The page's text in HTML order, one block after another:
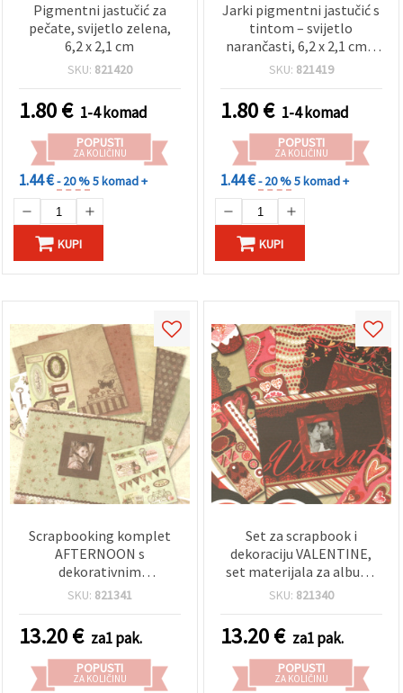
Pigmentni jastučić za
pečate, svijetlo zelena,
6,2 x 2,1 cm
SKU: 821420
1.80€ 1-4 komad
POPUSTI
ZA KOLIČINU
1.44 €- 20 %5 komad +
KUPI
Jarki pigmentni jastučić s
tintom – svijetlo
narančasti, 6,2 x 2,1 cm –
idealan za pečatiranje,
projekte
SKU: 821419
1.80€ 1-4 komad
POPUSTI
ZA KOLIČINU
1.44 €- 20 %5 komad +
KUPI
Scrapbooking komplet
AFTERNOON s
dekorativnim
materijalima i albumom,
SKU: 821341
13.20€ za1 pak.
POPUSTI
ZA KOLIČINU
Set za scrapbook i
dekoraciju VALENTINE,
set materijala za album,
12 listova, 22,5 x 26 cm,
SKU: 821340
13.20€ za1 pak.
POPUSTI
ZA KOLIČINU